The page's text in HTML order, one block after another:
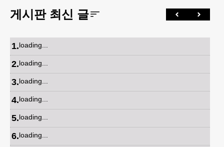
게시판 최신 글
1.loading...
2.loading...
3.loading...
4.loading...
5.loading...
6.loading...